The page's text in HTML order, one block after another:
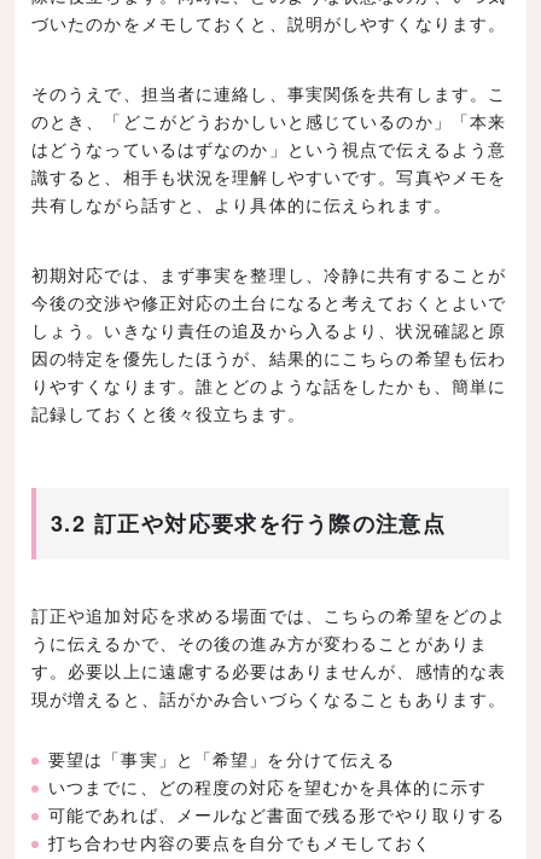
づいたのかをメモしておくと、説明がしやすくなります。
そのうえで、担当者に連絡し、事実関係を共有します。こ
のとき、「どこがどうおかしいと感じているのか」「本来
はどうなっているはずなのか」という視点で伝えるよう意
識すると、相手も状況を理解しやすいです。写真やメモを
共有しながら話すと、より具体的に伝えられます。
初期対応では、まず事実を整理し、冷静に共有することが
今後の交渉や修正対応の土台になると考えておくとよいで
しょう。いきなり責任の追及から入るより、状況確認と原
因の特定を優先したほうが、結果的にこちらの希望も伝わ
りやすくなります。誰とどのような話をしたかも、簡単に
記録しておくと後々役立ちます。
3.2 訂正や対応要求を行う際の注意点
訂正や追加対応を求める場面では、こちらの希望をどのよ
うに伝えるかで、その後の進み方が変わることがありま
す。必要以上に遠慮する必要はありませんが、感情的な表
現が増えると、話がかみ合いづらくなることもあります。
要望は「事実」と「希望」を分けて伝える
いつまでに、どの程度の対応を望むかを具体的に示す
可能であれば、メールなど書面で残る形でやり取りする
打ち合わせ内容の要点を自分でもメモしておく